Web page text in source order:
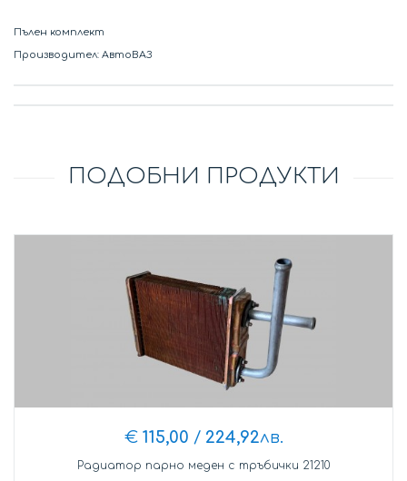
Пълен комплект
Производител: АвтоВАЗ
ПОДОБНИ ПРОДУКТИ
€ 115,00 / 224,92лв.
Радиатор парно меден с тръбички 21210